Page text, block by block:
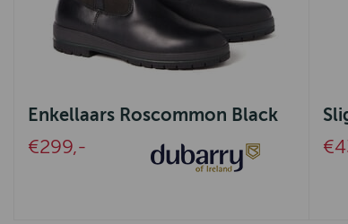
Enkellaars Roscommon Black
€299,-